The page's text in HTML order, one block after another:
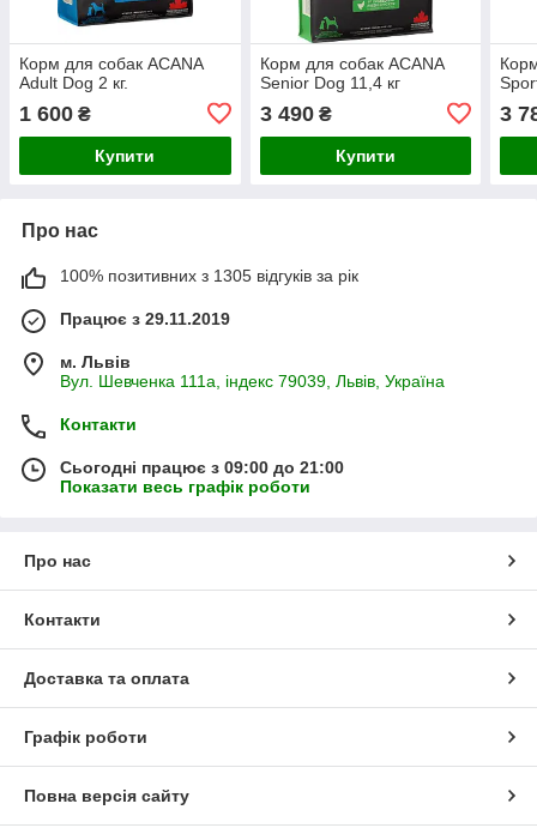
Корм для собак ACANA
Adult Dog 2 кг.
1 600 ₴
Купити
Корм для собак ACANA
Senior Dog 11,4 кг
3 490₴
Купити
3
Про нас
100% позитивних з 1305 відгуків за рік
Працює з 29.11.2019
м. Львів
Вул. Шевченка 111а, індекс 79039, Львів, Україна
Контакти
Сьогодні працює з 09:00 до 21:00
Показати весь графік роботи
Про нас
Контакти
Доставка та оплата
Графік роботи
Повна версія сайту